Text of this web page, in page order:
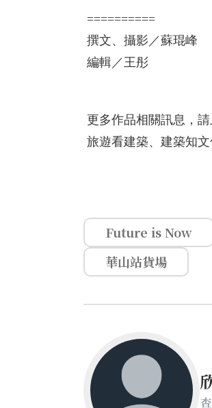
==========
撰文、攝影／蘇琨峰
編輯／王彤
更多作品相關訊息，請
旅遊看建築、建築知
Future is Now
華山站貨場